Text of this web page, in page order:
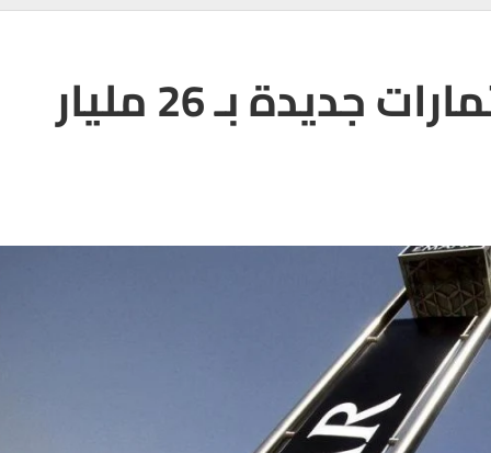
إعمار تكشف عن استثمارات جديدة بـ 26 مليار